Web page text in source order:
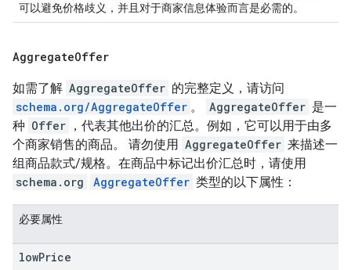
可以避免价格歧义，并且对于商家信息体验而言是必需的。
AggregateOffer
如需了解 AggregateOffer 的完整定义，请访问
schema.org/AggregateOffer 。 AggregateOffer 是一
种 Offer ，代表其他出价的汇总。例如，它可以用于由多
个商家销售的商品。 请勿使用 AggregateOffer 来描述一
组商品款式/规格。在商品中标记出价汇总时，请使用
schema.org
AggregateOffer 类型的以下属性：
必要属性
lowPrice